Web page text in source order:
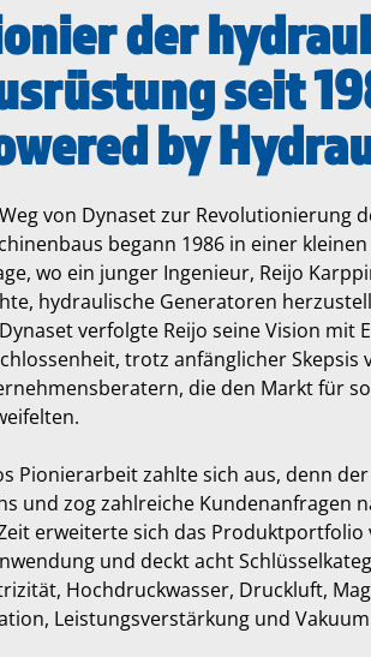
der
seit
by
von Dynaset zur Revolutionierung
begann 1986 in einer
wo ein junger Ingenieur, Reijo
hydraulische Generatoren
verfolgte Reijo seine Vision mit
trotz anfänglicher Skepsis
die den Markt für
Pionierarbeit zahlte sich aus, denn
und zog zahlreiche Kundenanfragen
erweiterte sich das Produktportfolio
und deckt acht
Hochdruckwasser, Druckluft,
Leistungsverstärkung und